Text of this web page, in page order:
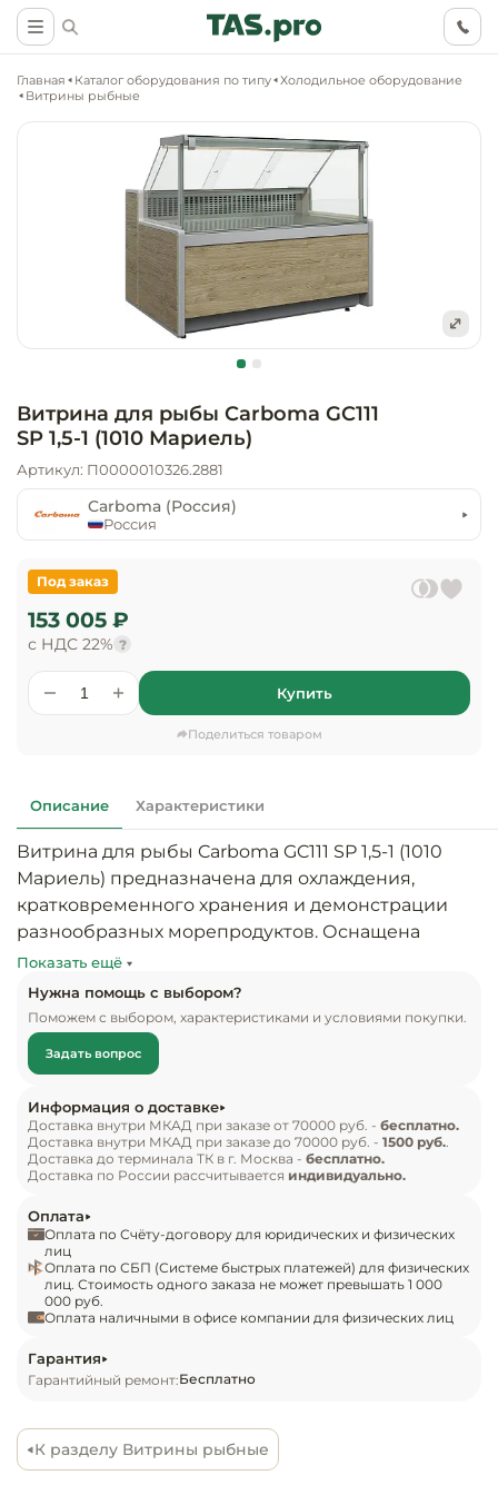
Барное
фастфуда
Инвентарь
Кухонный
Посуда и
общепита
питания
Оснащение
Оснащение
Оснащение
бытового
Ритейл (non
Маркетинговые
иследования
объекта
Ассортимент и
Главная Каталог оборудования по типу Холодильное оборудование
Витрины рыбные
Витрина для рыбы Carboma GC111
SP 1,5-1 (1010 Мариель)
Артикул: П0000010326.2881
Carboma (Россия)
Россия
153 005 ₽
с НДС 22% ?
Под заказ
Купить
Поделиться товаром
Описание Характеристики
Витрина для рыбы Carboma GC111 SP 1,5-1 (1010
Мариель) предназначена для охлаждения,
кратковременного хранения и демонстрации
разнообразных морепродуктов. Оснащена
статической системой охлаждения.
Рекомендуется к применению в магазинах,
супермаркетах и на других предприятиях
общественного питания и торговли.
Экспозиционная поверхность и столешница
изготовлены из шлифованной нержавеющей
стали, декоративная фронтальная панель – из
Микропроцессорный блок управления с
индикацией температуры;
Режим автоматической электрической оттайки;
Фиксируемое фронтальное стекло;
LED-подсветка основной зоны (цвет: тёплый
белый);
Регулируемые по высоте ножки;
Отдельностоящие витрины приобретаются
только вместе с боковинами. При заказе
Показать ещё
Нужна помощь с выбором?
Поможем с выбором, характеристиками и условиями покупки.
Задать вопрос
Информация о доставке
Доставка внутри МКАД при заказе от 70000 руб. - бесплатно.
Доставка внутри МКАД при заказе до 70000 руб. - 1500 руб..
Доставка до терминала ТК в г. Москва - бесплатно.
Доставка по России рассчитывается индивидуально.
Оплата
Оплата по Счёту-договору для юридических и физических
лиц
Оплата по СБП (Системе быстрых платежей) для физических
лиц. Стоимость одного заказа не может превышать 1 000
000 руб.
Оплата наличными в офисе компании для физических лиц
Гарантия
Гарантийный ремонт:Бесплатно
К разделу Витрины рыбные